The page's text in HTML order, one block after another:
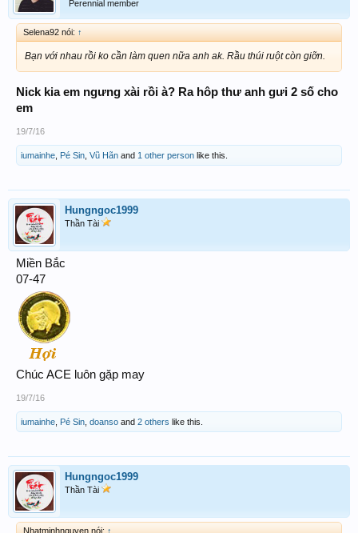
Perennial member
Selena92 nói: ↑
Bạn với nhau rồi ko cần làm quen nữa anh ak. Rầu thúi ruột còn giỡn.
Nick kia em ngưng xài rồi à? Ra hôp thư anh gưi 2 số cho
em
19/7/16
iumainhe Pé Sin Vũ Hãn and 1 other person like this.
Hungngoc1999
Thần Tài
Miền Bắc
07-47
Chúc ACE luôn gặp may
19/7/16
iumainhe Pé Sin doanso and 2 others like this.
Hungngoc1999
Thần Tài
Nhatminhnguyen nói: ↑